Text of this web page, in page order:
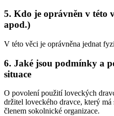
5. Kdo je oprávněn v této
apod.)
V této věci je oprávněna jednat
6. Jaké jsou podmínky a
situace
O povolení použití loveckých
držitel loveckého dravce, který
členem sokolnické organizace.